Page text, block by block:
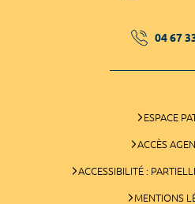
04 67
ESPACE
ACCÈS
ACCESSIBILITÉ :
MENTIONS